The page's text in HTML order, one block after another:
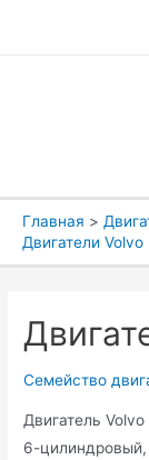
Главная
Двигатели Volvo
Семейство
Двигатель
6-